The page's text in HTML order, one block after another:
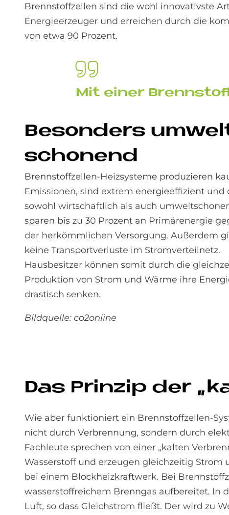
Brennstoffzellen sind die wohl innovativste
Energieerzeuger und erreichen durch die
von etwa 90 Prozent.
Mit ei­ner
Be­son­ders
scho­nend
Brennstoffzellen-Heizsysteme produzieren
Emissionen, sind extrem energieeffizient und
sowohl wirtschaftlich als auch
sparen bis zu 30 Prozent an Primärenergie
der herkömmlichen Versorgung. Außerdem
keine Transportverluste im Stromverteilnetz.
Hausbesitzer können somit durch die
Produktion von Strom und Wärme ihre
drastisch senken.
Bildquelle: co2online
Das Prin­zip der
Wie aber funktioniert ein Brennstoffzellen-
nicht durch Verbrennung, sondern durch
Fachleute sprechen von einer „kalten
Wasserstoff und erzeugen gleichzeitig
bei einem Blockheizkraftwerk. Bei
wasserstoffreichem Brenngas aufbereitet. In
Luft, so dass Gleichstrom fließt. Der wird zu